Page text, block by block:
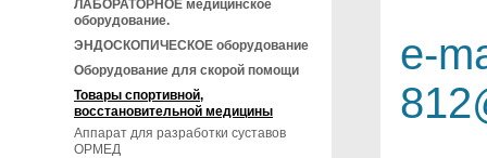
ЛАБОРАТОРНОЕ медицинское
оборудование.
ЭНДОСКОПИЧЕСКОЕ оборудование
Оборудование для скорой помощи
Товары спортивной,
восстановительной медицины
Аппарат для разработки суставов
ОРМЕД
e-